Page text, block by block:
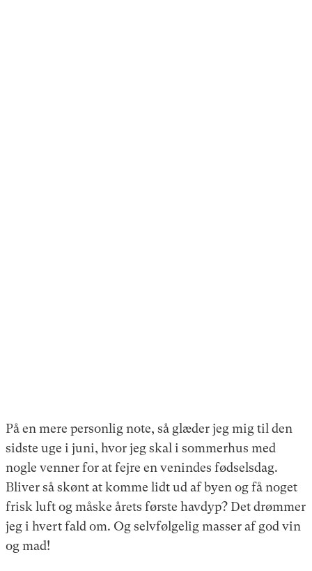
På en mere personlig note, så glæder jeg mig til den
sidste uge i juni, hvor jeg skal i sommerhus med
nogle venner for at fejre en venindes fødselsdag.
Bliver så skønt at komme lidt ud af byen og få noget
frisk luft og måske årets første havdyp? Det drømmer
jeg i hvert fald om. Og selvfølgelig masser af god vin
og mad!